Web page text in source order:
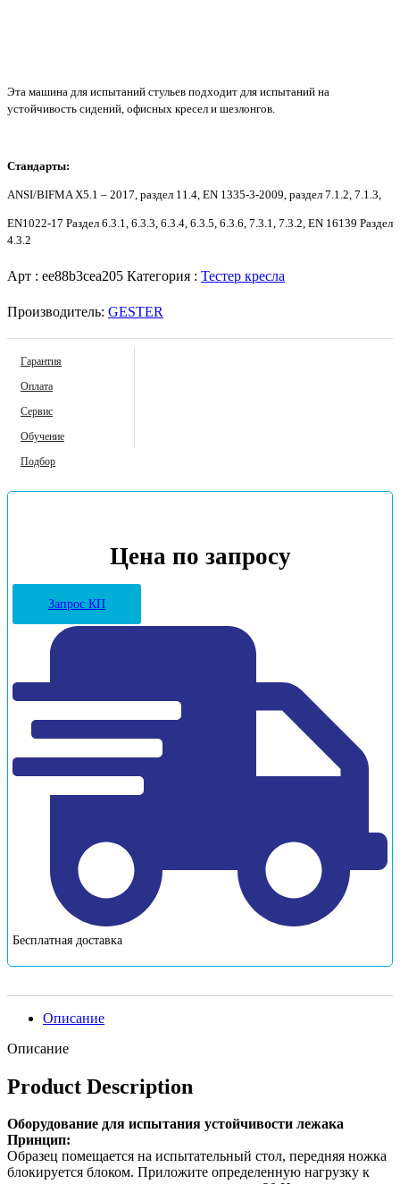
Эта машина для испытаний стульев подходит для испытаний на
устойчивость сидений, офисных кресел и шезлонгов.
Стандарты:
ANSI/BIFMA X5.1 – 2017, раздел 11.4, EN 1335-3-2009, раздел 7.1.2, 7.1.3,
EN1022-17 Раздел 6.3.1, 6.3.3, 6.3.4, 6.3.5, 6.3.6, 7.3.1, 7.3.2, EN 16139 Раздел
4.3.2
Арт : ee88b3cea205 Категория : Тестер кресла
Производитель: GESTER
Гарантия
Оплата
Сервис
Обучение
Подбор
Цена по запросу
Запрос КП
Бесплатная доставка
Описание
Описание
Product Description
Оборудование для испытания устойчивости лежака
Принцип:
Образец помещается на испытательный стол, передняя ножка
блокируется блоком. Приложите определенную нагрузку к